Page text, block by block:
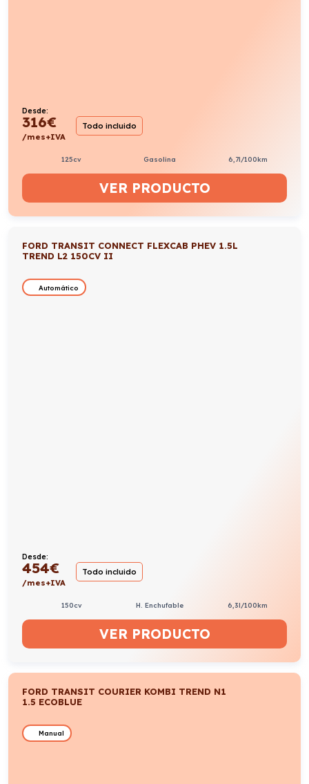
Desde:
316€
/mes+IVA
Todo incluido
125cv Gasolina 6,7l/100km
VER PRODUCTO
FORD TRANSIT CONNECT FLEXCAB PHEV 1.5L
TREND L2 150CV II
Automático
Desde:
454€
/mes+IVA
Todo incluido
150cv H. Enchufable 6,3l/100km
VER PRODUCTO
FORD TRANSIT COURIER KOMBI TREND N1
1.5 ECOBLUE
Manual